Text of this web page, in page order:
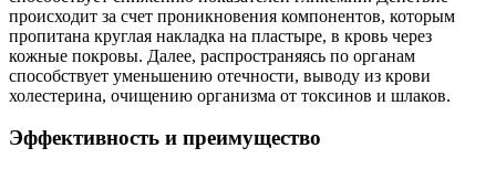
происходит за счет проникновения компонентов, которым
пропитана круглая накладка на пластыре, в кровь через
кожные покровы. Далее, распространяясь по органам
способствует уменьшению отечности, выводу из крови
холестерина, очищению организма от токсинов и шлаков.
Эффективность и преимущество